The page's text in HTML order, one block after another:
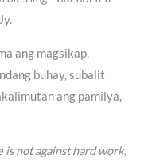
ang magsikap,
buhay, subalit
ang pamilya,
is not against hard work,